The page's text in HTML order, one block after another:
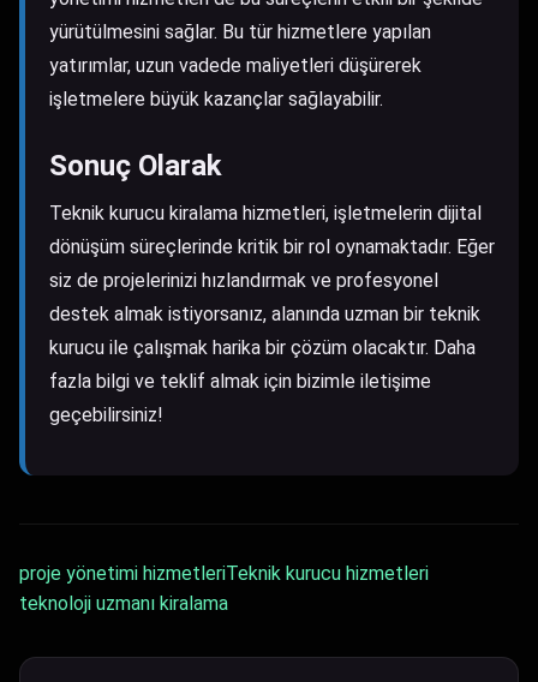
yürütülmesini sağlar. Bu tür hizmetlere yapılan
yatırımlar, uzun vadede maliyetleri düşürerek
işletmelere büyük kazançlar sağlayabilir.
Sonuç Olarak
Teknik kurucu kiralama hizmetleri, işletmelerin dijital
dönüşüm süreçlerinde kritik bir rol oynamaktadır. Eğer
siz de projelerinizi hızlandırmak ve profesyonel
destek almak istiyorsanız, alanında uzman bir teknik
kurucu ile çalışmak harika bir çözüm olacaktır. Daha
fazla bilgi ve teklif almak için bizimle iletişime
geçebilirsiniz!
proje yönetimi hizmetleriTeknik kurucu hizmetleri
teknoloji uzmanı kiralama